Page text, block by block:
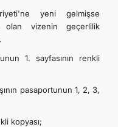
yeni gelmişse
olan vizenin geçerlilik
1. sayfasının renkli
pasaportunun 1, 2, 3,
kopyası;